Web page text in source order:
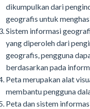
dikumpulkan dari
geografis untuk
Sistem informasi
yang diperoleh dari
geografis, pengguna
berdasarkan pada
Peta merupakan alat
membantu pengguna
Peta dan sistem